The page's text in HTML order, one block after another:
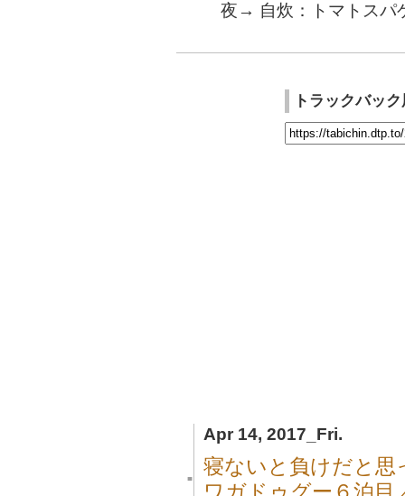
夜→ 自炊：トマトスパ
トラックバッ
Apr 14, 2017_Fri.
■
寝ないと負けだと思